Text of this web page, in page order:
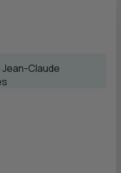
Jean-Claude